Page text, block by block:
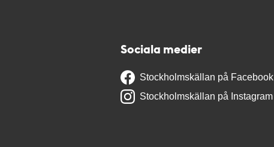
Sociala medier
Stockholmskällan på Facebook
Stockholmskällan på Instagram